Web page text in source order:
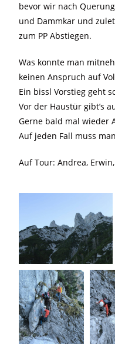
bevor wir nach
und Dammkar und
zum PP Abstiegen.
Was konnte man
keinen Anspruch auf
Ein bissl Vorstieg geht
Vor der Haustür gibt’s
Gerne bald mal wieder
Auf jeden Fall muss
Auf Tour: Andrea,